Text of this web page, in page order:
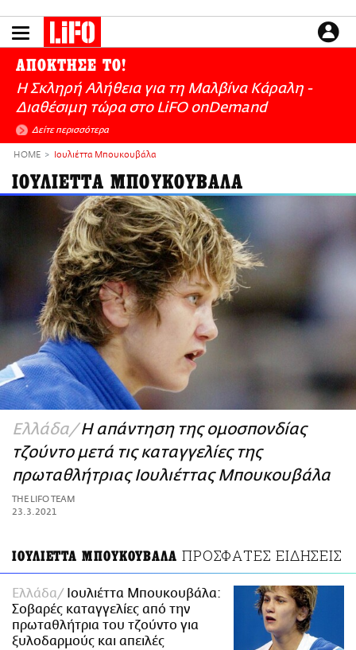
το
LIFO SHOP
NEWSLETTER
ΜΙΚΡΟΠΡΑΓΜΑΤΑ
THE GOOD LIFO
LIFOLAND
CITY GUIDE
ΑΜΠΑ
PRINT
ΕΙΔΗΣΕΙΣ
CULTURE
ΑΠΟΨΕΙΣ
ΤΡΟΠΟΣ ΖΩΗΣ
PODCASTS
Plus
ΑΠΟΚΤΗΣΕ ΤΟ!
Η Σκληρή Αλήθεια για τη Μαλβίνα Κάραλη -
Διαθέσιμη τώρα στo LiFO onDemand
Δείτε περισσότερα
HOME Ιουλιέττα Μπουκουβάλα
ΙΟΥΛΙΕΤΤΑ ΜΠΟΥΚΟΥΒΑΛΑ
Ελλάδα Η απάντηση της ομοσπονδίας
τζούντο μετά τις καταγγελίες της
πρωταθλήτριας Ιουλιέττας Μπουκουβάλα
THE LIFO TEAM
23.3.2021
ΙΟΥΛΙΕΤΤΑ ΜΠΟΥΚΟΥΒΑΛΑ ΠΡΟΣΦΑΤΕΣ ΕΙΔΗΣΕΙΣ
Ελλάδα
Ιουλιέττα Μπουκουβάλα:
Σοβαρές καταγγελίες από την
πρωταθλήτρια του τζούντο για
ξυλοδαρμούς και απειλές